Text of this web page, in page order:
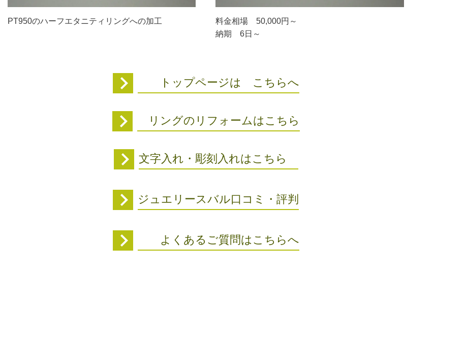
PT950のハーフエタニティリングへの加工
料金相場 50,000円～
納期 6日～
トップページは こちらへ
リングのリフォームはこちら
文字入れ・彫刻入れはこちら
ジュエリースバル口コミ・評判
よくあるご質問はこちらへ